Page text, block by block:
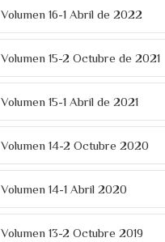
Volumen 16-1 Abril de 2022
Volumen 15-2 Octubre de 2021
Volumen 15-1 Abril de 2021
Volumen 14-2 Octubre 2020
Volumen 14-1 Abril 2020
Volumen 13-2 Octubre 2019